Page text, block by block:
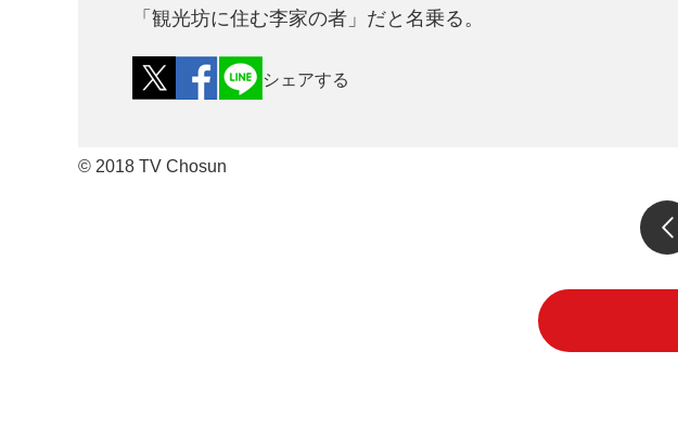
「観光坊に住む李家の者」だと名乗る。
シェアする
© 2018 TV Chosun